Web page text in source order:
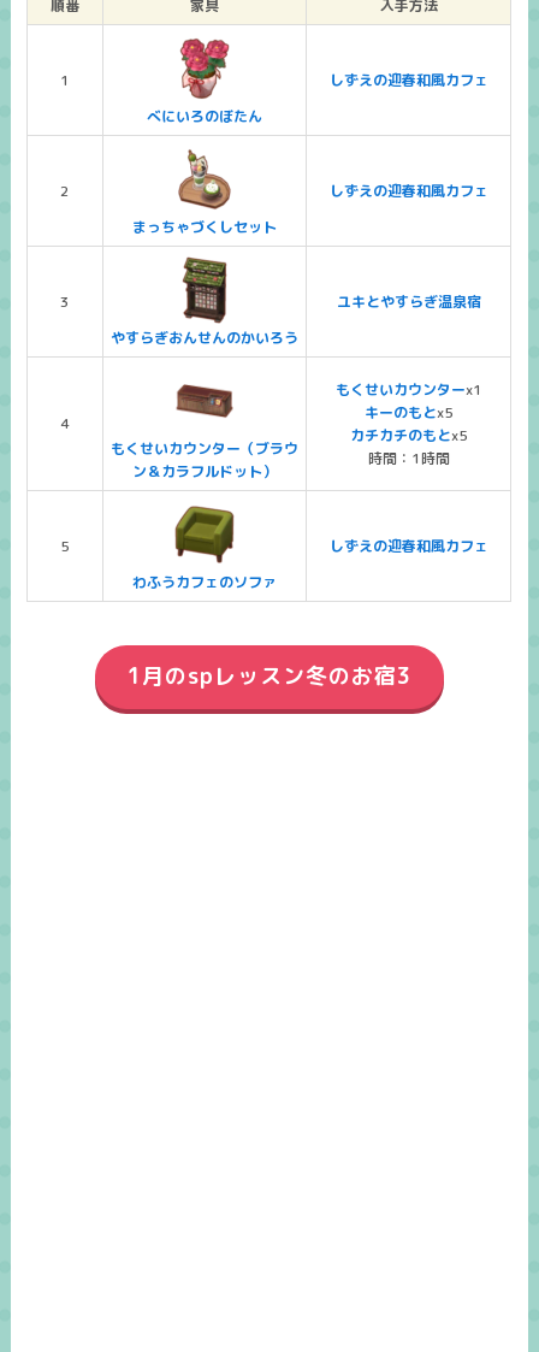
順番 家具 入手方法
1
べにいろのぼたん
しずえの迎春和風カフェ
2
まっちゃづくしセット
しずえの迎春和風カフェ
3
やすらぎおんせんのかいろう
ユキとやすらぎ温泉宿
4
もくせいカウンター（ブラウ
ン＆カラフルドット）
もくせいカウンターx1
キーのもとx5
カチカチのもとx5
時間：1時間
5
わふうカフェのソファ
しずえの迎春和風カフェ
1月のspレッスン冬のお宿3